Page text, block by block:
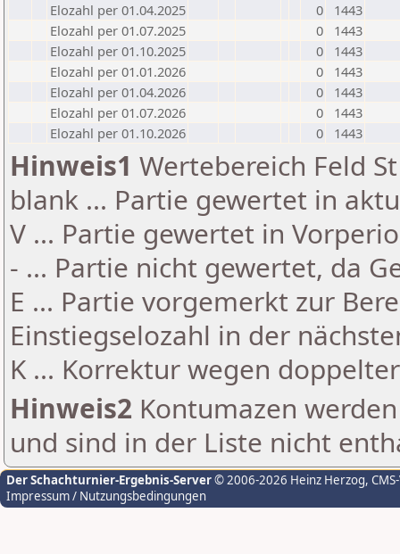
Elozahl per 01.04.2025
0
1443
Elozahl per 01.07.2025
0
1443
Elozahl per 01.10.2025
0
1443
Elozahl per 01.01.2026
0
1443
Elozahl per 01.04.2026
0
1443
Elozahl per 01.07.2026
0
1443
Elozahl per 01.10.2026
0 1443
Hinweis1 Wertebereich Feld
blank ... Partie gewertet in
V ... Partie gewertet in
- ... Partie nicht gewertet, da
E ... Partie vorgemerkt zur
Einstiegselozahl in der
K ... Korrektur wegen
Hinweis2 Kontumazen
und sind in der Liste nicht
Der Schachturnier-Ergebnis-Server© 2006-2026 Heinz Herzog,
Impressum / Nutzungsbedingungen